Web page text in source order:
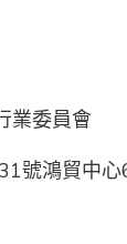
業委員會
號鴻貿中